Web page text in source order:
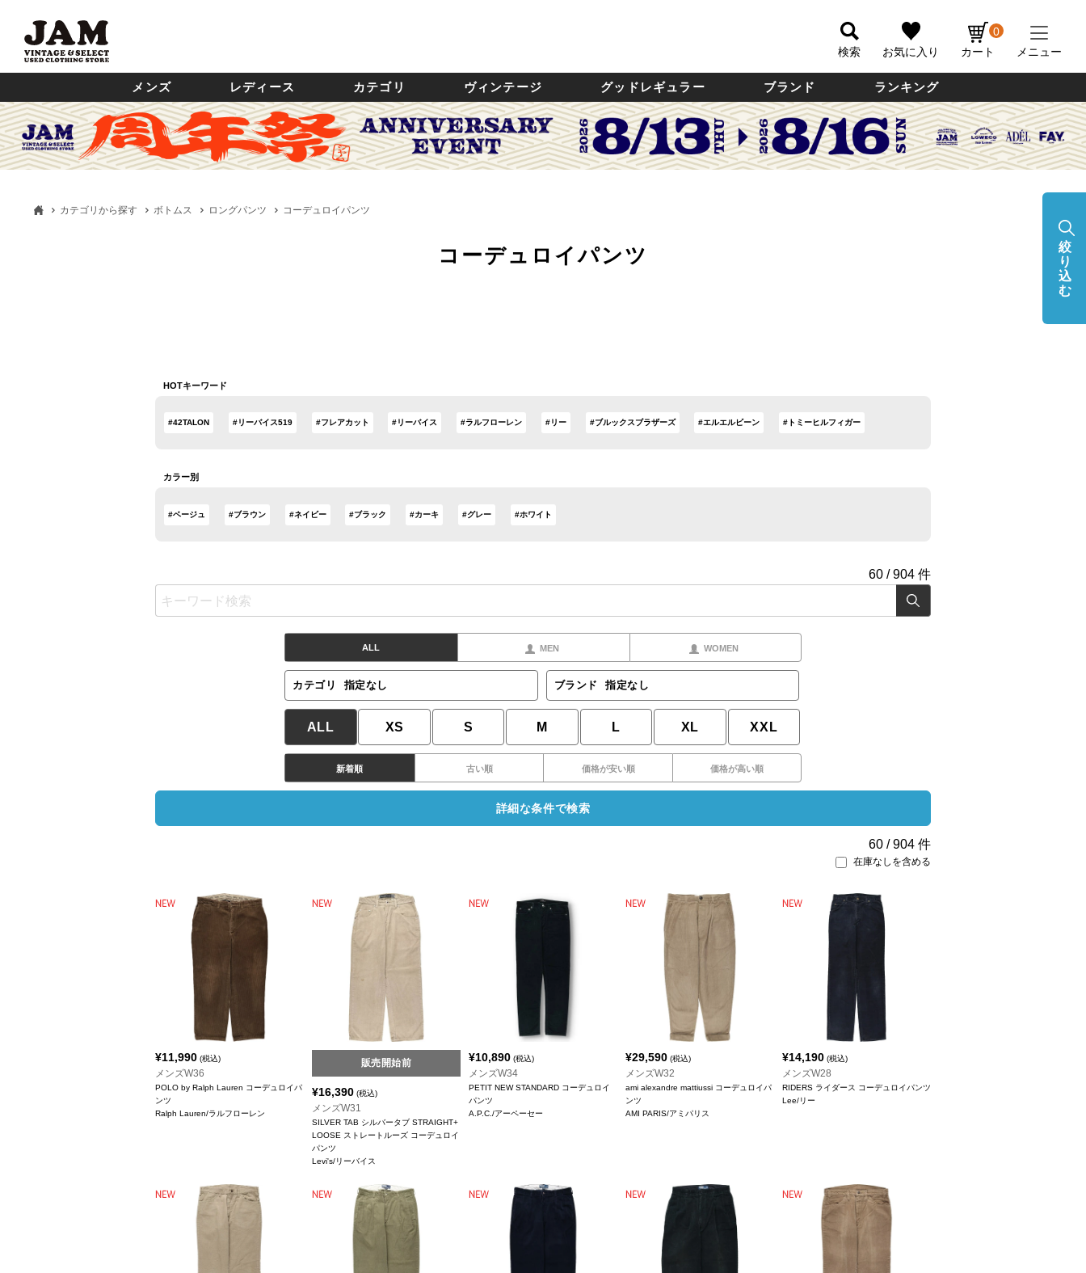
検索 お気に入り カート
0
メニュー
メンズ レディース カテゴリ ヴィンテージ グッドレギュラー ブランド ランキング
カテゴリから探す ボトムス ロングパンツ コーデュロイパンツ
コーデュロイパンツ
HOTキーワード
#42TALON #リーバイス519 #フレアカット #リーバイス #ラルフローレン #リー #ブルックスブラザーズ #エルエルビーン #トミーヒルフィガー
カラー別
#ベージュ #ブラウン #ネイビー #ブラック #カーキ #グレー #ホワイト
60 /904 件
ALL MEN WOMEN
カテゴリ 指定なし ブランド 指定なし
ALL XS S M L XL XXL
新着順 古い順 価格が安い順 価格が高い順
詳細な条件で検索
60 /904 件
在庫なしを含める
¥11,990 (税込)
メンズW36
POLO by Ralph Lauren コーデュロイパ
ンツ
Ralph Lauren/ラルフローレン
販売開始前
¥16,390 (税込)
メンズW31
SILVER TAB シルバータブ STRAIGHT+
LOOSE ストレートルーズ コーデュロイ
パンツ
Levi's/リーバイス
¥10,890 (税込)
メンズW34
PETIT NEW STANDARD コーデュロイ
パンツ
A.P.C./アーペーセー
¥29,590 (税込)
メンズW32
ami alexandre mattiussi コーデュロイパ
ンツ
AMI PARIS/アミパリス
¥14,190 (税込)
メンズW28
RIDERS ライダース コーデュロイパンツ
Lee/リー
絞
り
込
む